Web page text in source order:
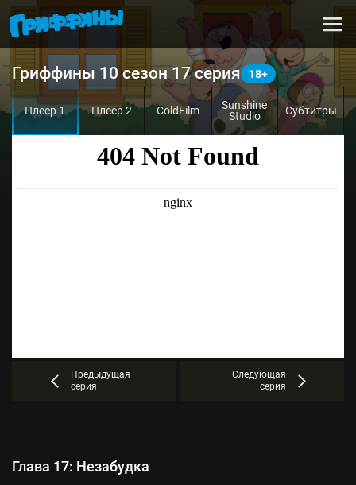
Гриффины 10 сезон 17 серия
Плеер 1 Плеер 2 ColdFilm
Sunshine
Studio
Субтитры
Предыдущая
серия
Следующая
серия
Глава 17: Незабудка